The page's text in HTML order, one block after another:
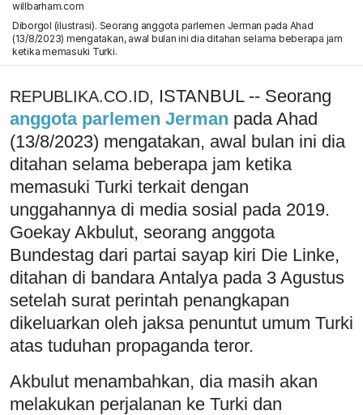
willbarham.com
Diborgol (ilustrasi). Seorang anggota parlemen Jerman pada Ahad
(13/8/2023) mengatakan, awal bulan ini dia ditahan selama beberapa jam
ketika memasuki Turki.
REPUBLIKA.CO.ID, ISTANBUL -- Seorang
anggota parlemen Jerman pada Ahad
(13/8/2023) mengatakan, awal bulan ini dia
ditahan selama beberapa jam ketika
memasuki Turki terkait dengan
unggahannya di media sosial pada 2019.
Goekay Akbulut, seorang anggota
Bundestag dari partai sayap kiri Die Linke,
ditahan di bandara Antalya pada 3 Agustus
setelah surat perintah penangkapan
dikeluarkan oleh jaksa penuntut umum Turki
atas tuduhan propaganda teror.
Akbulut menambahkan, dia masih akan
melakukan perjalanan ke Turki dan